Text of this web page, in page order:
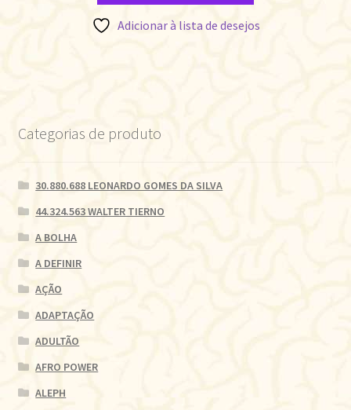
Adicionar à lista de desejos
Categorias de produto
30.880.688 LEONARDO GOMES DA SILVA
44.324.563 WALTER TIERNO
A BOLHA
A DEFINIR
AÇÃO
ADAPTAÇÃO
ADULTÃO
AFRO POWER
ALEPH